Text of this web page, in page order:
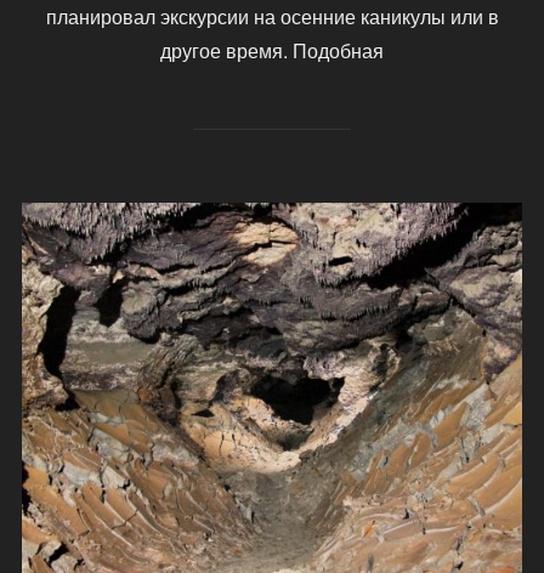
планировал экскурсии на осенние каникулы или в
другое время. Подобная